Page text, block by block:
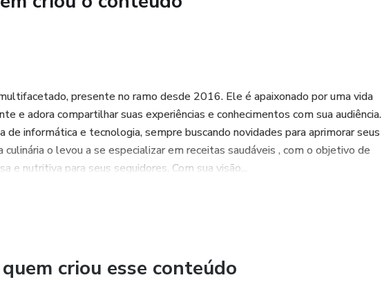
"Sucos Saudáveis" hoje mesmo!
presente no ramo desde 2016. Ele é apaixonado por uma vida
e adora compartilhar suas experiências e conhecimentos com sua audiência.
informática e tecnologia, sempre buscando novidades para aprimorar seus
o levou a se especializar em receitas saudáveis ​​, com o objetivo de
e nutritiva para seus seguidores. Com sua visão...
criou esse conteúdo